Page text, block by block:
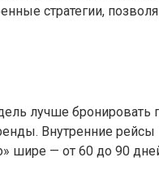
стратегии,
лучше
Внутренние
шире — от 60 до 90